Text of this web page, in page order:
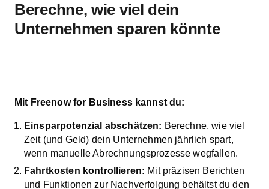
Berechne, wie viel dein
Unternehmen sparen könnte
Mit Freenow for Business kannst du:
Einsparpotenzial abschätzen: Berechne, wie viel
Zeit (und Geld) dein Unternehmen jährlich spart,
wenn manuelle Abrechnungsprozesse wegfallen.
Fahrtkosten kontrollieren: Mit präzisen Berichten
und Funktionen zur Nachverfolgung behältst du den